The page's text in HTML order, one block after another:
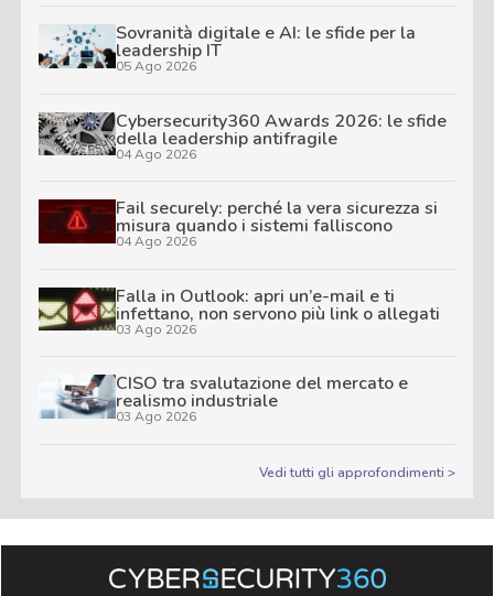
Sovranità digitale e AI: le sfide per la
leadership IT
05 Ago 2026
Cybersecurity360 Awards 2026: le sfide
della leadership antifragile
04 Ago 2026
Fail securely: perché la vera sicurezza si
misura quando i sistemi falliscono
04 Ago 2026
Falla in Outlook: apri un’e-mail e ti
infettano, non servono più link o allegati
03 Ago 2026
CISO tra svalutazione del mercato e
realismo industriale
03 Ago 2026
Vedi tutti gli approfondimenti >